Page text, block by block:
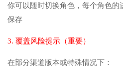
你可以随时切换角色，每个角色的
保存
3. 覆盖风险提示（重要）
在部分渠道版本或特殊情况下：